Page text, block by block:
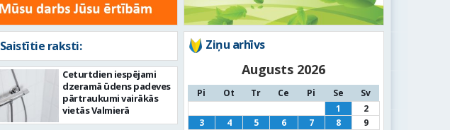
Saistītie raksti:
Ceturtdien iespējami
dzeramā ūdens padeves
pārtraukumi vairākās
vietās Valmierā
Ziņu arhīvs
Augusts 2026
Pi Ot Tr Ce Pi Se
Sv
1
2
3
4 5 6 7 8
9